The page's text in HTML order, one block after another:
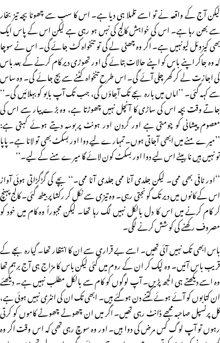
لیکن آج کے واقعہ نے تو اسے تلملا ہی دیا ہے۔ اس کا سب سے چھوٹا بچہ تیز بخار
سے بھن رہا ہے۔ اس کی خواہش کالج کی نہں ہو رہی ہے لیکن اس کے پاس ایک
بھی کیزوئل لیونہیں ہے۔ اگر وہ چھٹی لے گی تو تنخواہ کٹ جائے گی۔ اس نے سوچا
کہ وہ جاکر اپنے باس کو اپنے حالات بتائے گی اور تھوڑی دیر کام کرنے کے بعد باس
کی اجازت لے کر گھر چلی آئے گی۔ اس طرح تنخواہ کٹنے سے بچ جائے گی۔ وہ ساس
سے کہہ گئی۔ ’’اماں میں بارہ بجے تک آجاؤں گی، جب تک آپ بابو کو بہلائیں گی۔‘‘
جاتے وقت بچہ اس کی ساڑی کا آنچل نہیں چھوڑتا ہے، وہ بڑے پیار سے اس کی
معصوم پیشانی کو چومتی ہے اور گردن اور ہونٹ پربوسہ دیتے ہوئے کہتی ہے:
’’میرے منے میں ابھی آجاتی ہوں۔ تمہارے لیے دوا اور بسکٹ بھی تو لانا ہے۔ پاپا
تو نہیں ہیں نا بیٹے اس لیے دوا اور بسکٹ کون لائے گا میرے منے کے لیے۔‘‘
’’اور ٹافی بھی ممی۔ لیکن جلدی آنا ممی جلدی آنا ممی۔‘‘ بچے کی گڑگڑاتی ہوئی آواز
اس کے کانوں میں دیر تک گونجتی رہی۔ وہ تیزی سے نکل کر رکشا پر بیٹھ گئی۔ کالج پہنچ
کر کام کرنے میں اس کا دل بالکل نہیں لگ رہا تھا۔ لیکن مجبوراً وہ کام میں خود کو
مصروف رکھنے کی کوشش کرنے لگی۔
باس ابھی تک نہیں آئی تھیں۔ اسے بے قراری سے ان کا انتظار تھا۔ گیارہ بجے کے
قریب باس آئیں۔ وہ لپک کر ان کے روم میں گئی لیکن باس کا مزاج ہی آج برہم تھا
وہ اسے دیکھتے ہی الجھ پڑیں۔ آپ لوگوں کو کام سے بالکل مطلب نہیں ہے۔ دیکھئے
ان کتابوں کو آئے ہوئے کتنے دن ہوگئے ہیں۔ ابھی تک ان کی انٹری نہیں ہوئی ہے،
کل پرنسپل صاحبہ مجھے ڈانٹ رہی تھیں۔ اگر میں ان چھوٹے چھوٹے کاموں کو کرتی
رہوں تو آپ لوگ کس مرض کی دوا ہیں۔ اور وہ سوچ رہی تھی کہ اس وقت اگر وہ